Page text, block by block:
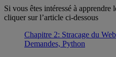
Si vous êtes intéressé à
cliquer sur l’article ci-dessous
Chapitre 2: Stracage du
Demandes, Python